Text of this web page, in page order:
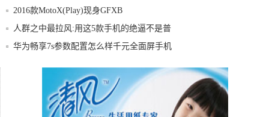
展开幕
2016款MotoX(Play)现身GFXB
人群之中最拉风:用这5款手机的绝逼不是普
通人
华为畅享7s参数配置怎么样千元全面屏手机
小米重大新消息:表象下隐藏的是野心动机